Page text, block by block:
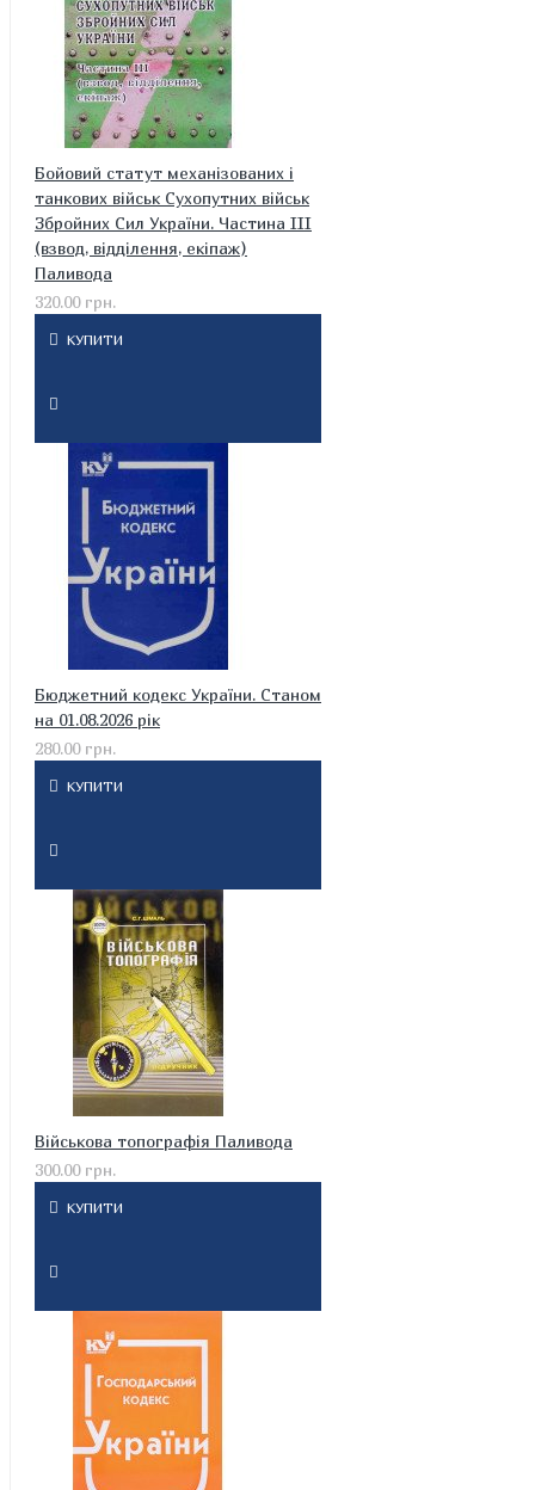
Бойовий статут механізованих і
танкових військ Сухопутних військ
Збройних Сил України. Частина ІІІ
(взвод, відділення, екіпаж)
Паливода
320.00 грн.
КУПИТИ
Бюджетний кодекс України. Станом
на 01.08.2026 рік
280.00 грн.
КУПИТИ
Військова топографія Паливода
300.00 грн.
КУПИТИ